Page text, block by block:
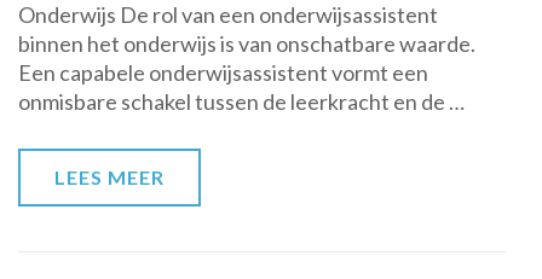
capabele
onderwijsassistent
in
het
Onderwijs De rol van een onderwijsassistent
binnen het onderwijs is van onschatbare waarde.
Een capabele onderwijsassistent vormt een
onmisbare schakel tussen de leerkracht en de …
LEES MEER